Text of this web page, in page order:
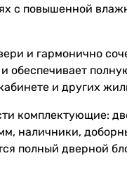
с повышенной
и гармонично
обеспечивает
и других
комплектующие:
наличники,
полный дверной